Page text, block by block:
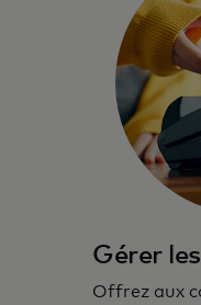
Gérer
Offrez aux